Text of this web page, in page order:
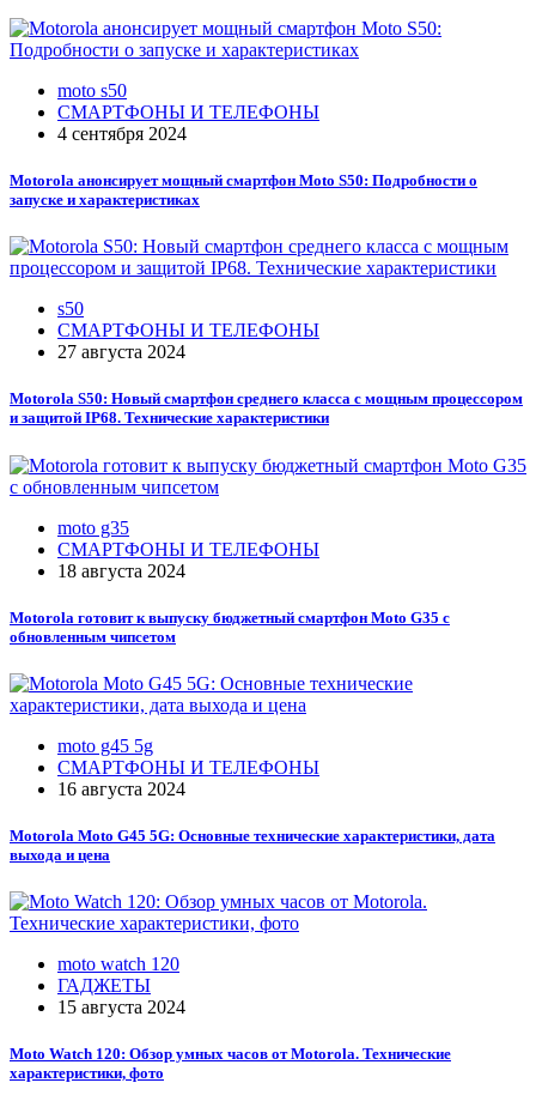
moto s50
СМАРТФОНЫ И ТЕЛЕФОНЫ
4 сентября 2024
Motorola анонсирует мощный смартфон Moto S50: Подробности о
запуске и характеристиках
s50
СМАРТФОНЫ И ТЕЛЕФОНЫ
27 августа 2024
Motorola S50: Новый смартфон среднего класса с мощным процессором
и защитой IP68. Технические характеристики
moto g35
СМАРТФОНЫ И ТЕЛЕФОНЫ
18 августа 2024
Motorola готовит к выпуску бюджетный смартфон Moto G35 с
обновленным чипсетом
moto g45 5g
СМАРТФОНЫ И ТЕЛЕФОНЫ
16 августа 2024
Motorola Moto G45 5G: Основные технические характеристики, дата
выхода и цена
moto watch 120
ГАДЖЕТЫ
15 августа 2024
Moto Watch 120: Обзор умных часов от Motorola. Технические
характеристики, фото